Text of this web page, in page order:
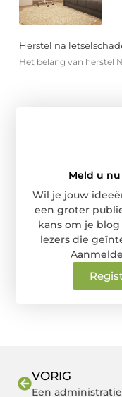
Herstel na
Het belang van herstel
Meld u
Wil je jouw
een groter
kans om je
lezers die
VORIG